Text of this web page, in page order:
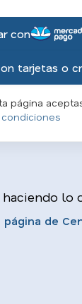
con
tarjetas o
página
condiciones
haciendo lo
página de